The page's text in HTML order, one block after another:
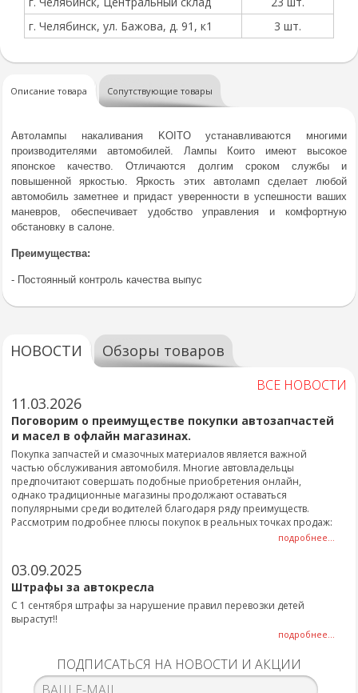
г. Челябинск, ул. Бажова, д. 91, к1
3 шт.
Описание товара Сопутствующие товары
Автолампы накаливания KOITO устанавливаются многими
производителями автомобилей. Лампы Които имеют высокое
японское качество. Отличаются долгим сроком службы и
повышенной яркостью. Яркость этих автоламп сделает любой
автомобиль заметнее и придаст уверенности в успешности ваших
маневров, обеспечивает удобство управления и комфортную
обстановку в салоне.
Преимущества:
- Постоянный контроль качества выпус
НОВОСТИ Обзоры товаров
ВСЕ НОВОСТИ
11.03.2026
Поговорим о преимуществе покупки автозапчастей
и масел в офлайн магазинах.
Покупка запчастей и смазочных материалов является важной
частью обслуживания автомобиля. Многие автовладельцы
предпочитают совершать подобные приобретения онлайн,
однако традиционные магазины продолжают оставаться
популярными среди водителей благодаря ряду преимуществ.
Рассмотрим подробнее плюсы покупок в реальных точках продаж:
подробнее...
03.09.2025
Штрафы за автокресла
С 1 сентября штрафы за нарушение правил перевозки детей
вырастут!!
подробнее...
ПОДПИСАТЬСЯ НА НОВОСТИ И АКЦИИ